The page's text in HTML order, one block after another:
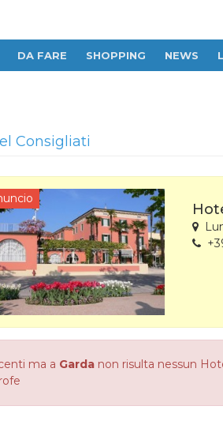
DA FARE SHOPPING NEWS
Consigliati
ma a Gardanon risulta nessun